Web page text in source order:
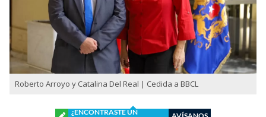
Roberto Arroyo y Catalina Del Real | Cedida a BBCL
¿ENCONTRASTE UN